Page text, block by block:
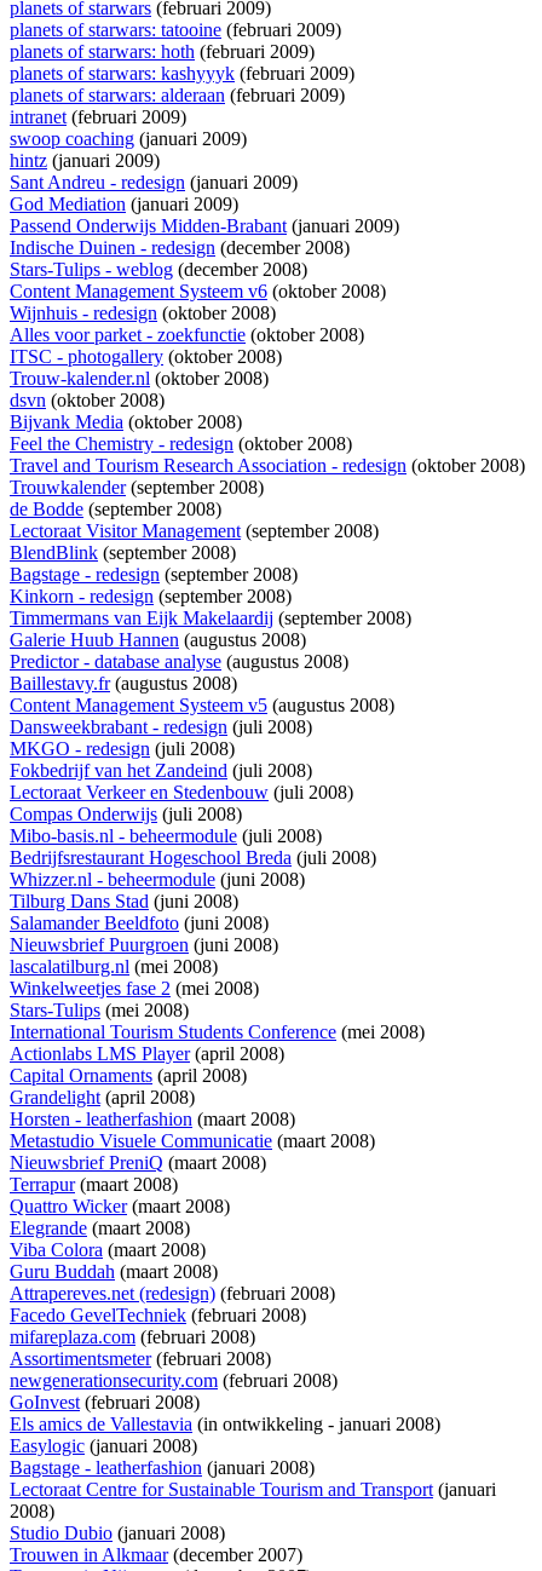
planets of starwars (februari 2009)
planets of starwars: tatooine (februari 2009)
planets of starwars: hoth (februari 2009)
planets of starwars: kashyyyk (februari 2009)
planets of starwars: alderaan (februari 2009)
intranet(februari 2009)
swoop coaching (januari 2009)
hintz (januari 2009)
Sant Andreu - redesign (januari 2009)
God Mediation (januari 2009)
Passend Onderwijs Midden-Brabant(januari 2009)
Indische Duinen - redesign (december 2008)
Stars-Tulips - weblog (december 2008)
Content Management Systeem v6 (oktober 2008)
Wijnhuis - redesign (oktober 2008)
Alles voor parket - zoekfunctie (oktober 2008)
ITSC - photogallery (oktober 2008)
Trouw-kalender.nl (oktober 2008)
dsvn (oktober 2008)
Bijvank Media (oktober 2008)
Feel the Chemistry - redesign (oktober 2008)
Travel and Tourism Research Association - redesign (oktober 2008)
Trouwkalender(september 2008)
de Bodde (september 2008)
Lectoraat Visitor Management(september 2008)
BlendBlink (september 2008)
Bagstage - redesign (september 2008)
Kinkorn - redesign (september 2008)
Timmermans van Eijk Makelaardij (september 2008)
Galerie Huub Hannen (augustus 2008)
Predictor - database analyse (augustus 2008)
Baillestavy.fr(augustus 2008)
Content Management Systeem v5 (augustus 2008)
Dansweekbrabant - redesign (juli 2008)
MKGO - redesign (juli 2008)
Fokbedrijf van het Zandeind (juli 2008)
Lectoraat Verkeer en Stedenbouw (juli 2008)
Compas Onderwijs (juli 2008)
Mibo-basis.nl - beheermodule (juli 2008)
Bedrijfsrestaurant Hogeschool Breda (juli 2008)
Whizzer.nl - beheermodule (juni 2008)
Tilburg Dans Stad (juni 2008)
Salamander Beeldfoto (juni 2008)
Nieuwsbrief Puurgroen (juni 2008)
lascalatilburg.nl (mei 2008)
Winkelweetjes fase 2 (mei 2008)
Stars-Tulips (mei 2008)
International Tourism Students Conference (mei 2008)
Actionlabs LMS Player(april 2008)
Capital Ornaments (april 2008)
Grandelight(april 2008)
Horsten - leatherfashion (maart 2008)
Metastudio Visuele Communicatie (maart 2008)
Nieuwsbrief PreniQ (maart 2008)
Terrapur(maart 2008)
Quattro Wicker(maart 2008)
Elegrande (maart 2008)
Viba Colora (maart 2008)
Guru Buddah (maart 2008)
Attrapereves.net (redesign) (februari 2008)
Facedo GevelTechniek (februari 2008)
mifareplaza.com (februari 2008)
Assortimentsmeter(februari 2008)
newgenerationsecurity.com (februari 2008)
GoInvest(februari 2008)
Els amics de Vallestavia (in ontwikkeling - januari 2008)
Easylogic (januari 2008)
Bagstage - leatherfashion (januari 2008)
Lectoraat Centre for Sustainable Tourism and Transport(januari
2008)
Studio Dubio (januari 2008)
Trouwen in Alkmaar(december 2007)